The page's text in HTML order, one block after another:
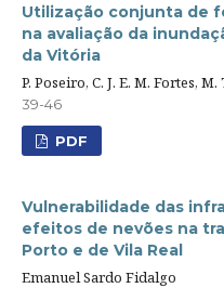
Utilização conjunta de
na avaliação da
da Vitória
P. Poseiro, C. J. E. M. Fortes, M.
39-46
PDF
Vulnerabilidade das
efeitos de nevões na
Porto e de Vila Real
Emanuel Sardo Fidalgo